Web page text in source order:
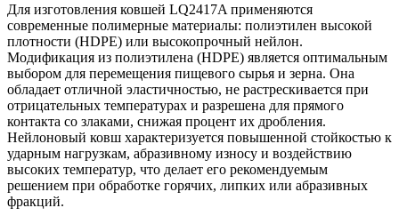
Для изготовления ковшей LQ2417A применяются
современные полимерные материалы: полиэтилен высокой
плотности (HDPE) или высокопрочный нейлон.
Модификация из полиэтилена (HDPE) является оптимальным
выбором для перемещения пищевого сырья и зерна. Она
обладает отличной эластичностью, не растрескивается при
отрицательных температурах и разрешена для прямого
контакта со злаками, снижая процент их дробления.
Нейлоновый ковш характеризуется повышенной стойкостью к
ударным нагрузкам, абразивному износу и воздействию
высоких температур, что делает его рекомендуемым
решением при обработке горячих, липких или абразивных
фракций.